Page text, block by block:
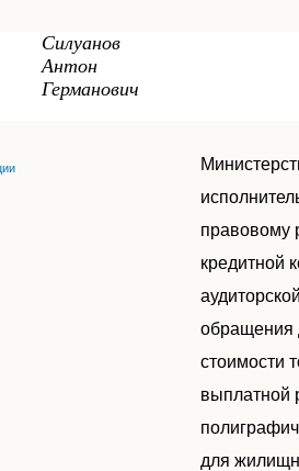
Силуанов
Антон
Германович
правовому
кредитной
обращения
стоимости
выплатной
для